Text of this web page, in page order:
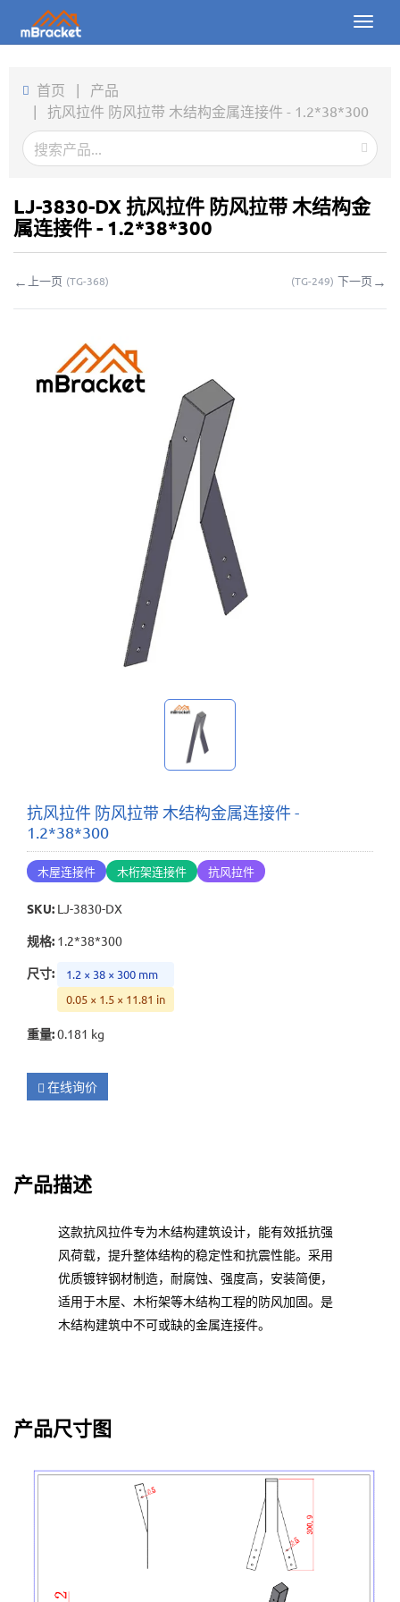
Toggle
产品
新闻
图片
联系我们
在线询价
首页 | 产品
| 抗风拉件 防风拉带 木结构金属连接件 - 1.2*38*300
LJ-3830-DX 抗风拉件 防风拉带 木结构金
属连接件 - 1.2*38*300
← 上一页 (TG-368) (TG-249) 下一页 →
抗风拉件 防风拉带 木结构金属连接件 -
1.2*38*300
木屋连接件 木桁架连接件 抗风拉件
SKU: LJ-3830-DX
规格: 1.2*38*300
尺寸:
1.2 × 38 × 300 mm
0.05 × 1.5 × 11.81 in
重量:0.181 kg
在线询价
产品描述
这款抗风拉件专为木结构建筑设计，能有效抵抗强
风荷载，提升整体结构的稳定性和抗震性能。采用
优质镀锌钢材制造，耐腐蚀、强度高，安装简便，
适用于木屋、木桁架等木结构工程的防风加固。是
木结构建筑中不可或缺的金属连接件。
产品尺寸图